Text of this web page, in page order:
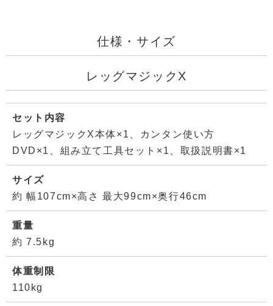
仕様・サイズ
レッグマジックX
セット内容
レッグマジックX本体×1、カンタン使い方
DVD×1、組み立て工具セット×1、取扱説明書×1
サイズ
約 幅107cm×高さ 最大99cm×奥行46cm
重量
約 7.5kg
体重制限
110kg